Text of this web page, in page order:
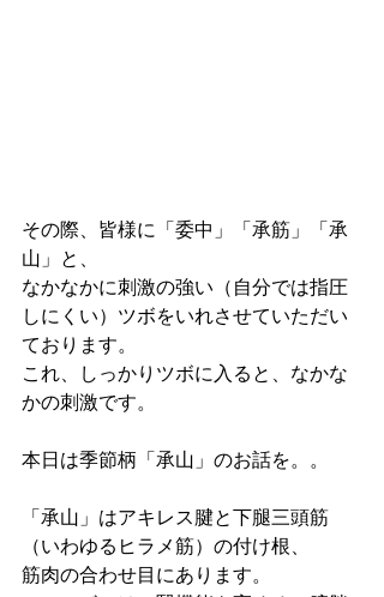
その際、皆様に「委中」「承筋」「承
山」と、
なかなかに刺激の強い（自分では指圧
しにくい）ツボをいれさせていただい
ております。
これ、しっかりツボに入ると、なかな
かの刺激です。
本日は季節柄「承山」のお話を。。
「承山」はアキレス腱と下腿三頭筋
（いわゆるヒラメ筋）の付け根、
筋肉の合わせ目にあります。